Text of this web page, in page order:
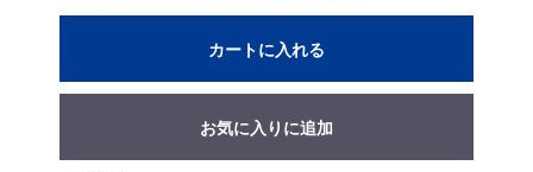
カートに入れる
お気に入りに追加